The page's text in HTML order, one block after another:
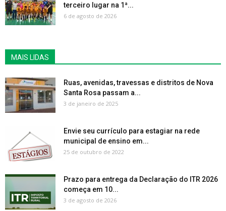
terceiro lugar na 1ª...
6 de agosto de 2026
MAIS LIDAS
Ruas, avenidas, travessas e distritos de Nova
Santa Rosa passam a...
3 de janeiro de 2025
Envie seu currículo para estagiar na rede
municipal de ensino em...
25 de outubro de 2022
Prazo para entrega da Declaração do ITR 2026
começa em 10...
3 de agosto de 2026